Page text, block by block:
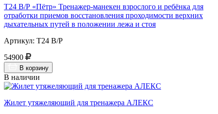
Т24 В/Р «Пётр» Тренажер-манекен взрослого и ребёнка для
отработки приемов восстановления проходимости верхних
дыхательных путей в положении лежа и стоя
Артикул: Т24 В/Р
54900
В корзину
В наличии
Жилет утяжеляющий для тренажера АЛЕКС